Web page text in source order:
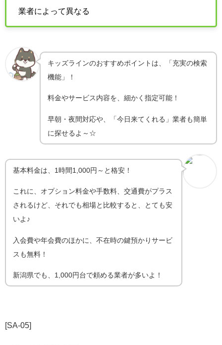
業者によって異なる
キッズラインのおすすめポイントは、「充実の検索
機能」！
料金やサービス内容を、細かく指定可能！
早朝・夜間対応や、「今日来てくれる」業者も簡単
に探せるよ～☆
基本料金は、1時間1,000円～と格安！
これに、オプション料金や手数料、交通費がプラス
されるけど、それでも相場と比較すると、とても安
いよ♪
入会費や年会費のほかに、不在時の鍵預かりサービ
スも無料！
新潟県でも、1,000円台で頼める業者が多いよ！
[SA-05]